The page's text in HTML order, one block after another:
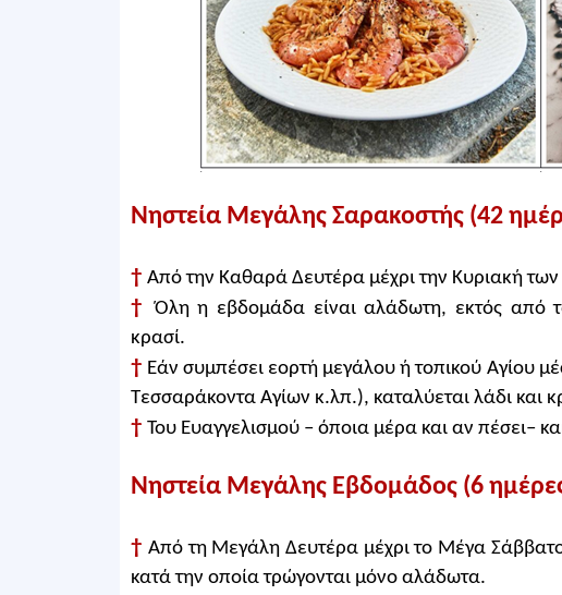
Νηστεία Μεγάλης Σαρακοστής (42
† Από την Καθαρά Δευτέρα μέχρι την Κυριακή
†Όλη η εβδομάδα είναι αλάδωτη, εκτός από
κρασί.
† Εάν συμπέσει εορτή μεγάλου ή τοπικού Αγίου
Τεσσαράκοντα Αγίων κ.λπ.), καταλύεται λάδι και
† Του Ευαγγελισμού – όποια μέρα και αν πέσει–
Νηστεία Μεγάλης Εβδομάδος (6
† Από τη Μεγάλη Δευτέρα μέχρι το Μέγα
κατά την οποία τρώγονται μόνο αλάδωτα.